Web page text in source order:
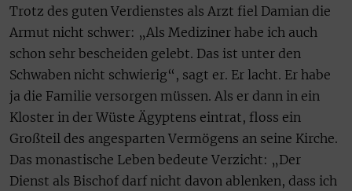
Trotz des guten Verdienstes als Arzt fiel Damian die
Armut nicht schwer: „Als Mediziner habe ich auch
schon sehr bescheiden gelebt. Das ist unter den
Schwaben nicht schwierig“, sagt er. Er lacht. Er habe
ja die Familie versorgen müssen. Als er dann in ein
Kloster in der Wüste Ägyptens eintrat, floss ein
Großteil des angesparten Vermögens an seine Kirche.
Das monastische Leben bedeute Verzicht: „Der
Dienst als Bischof darf nicht davon ablenken, dass ich